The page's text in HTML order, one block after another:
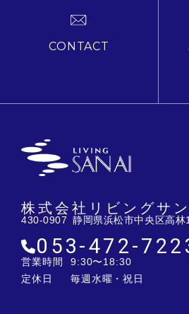
株式会社リビングサ
430-0907 静岡県浜松市中央区高林
053-472-
営業時間
9:30〜18:30
定休日
毎週水曜・祝日
CONTACT